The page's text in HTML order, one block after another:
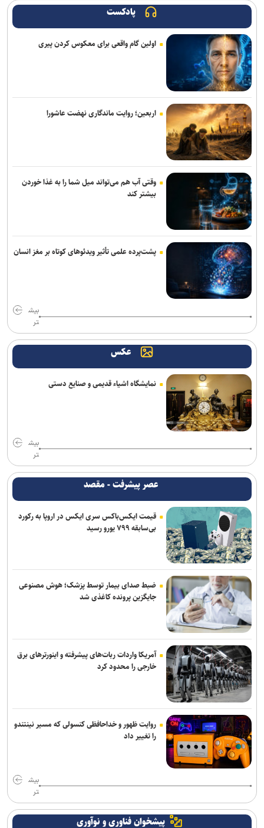
پنتاگون با افشای کمبود تسلیحات نشست برگزار می‌کند
گفت‌وگوی تلفنی وزرای امور خارجه ایران و ایتالیا
یمن: نقشه عربستان برای حمله به صنعاء را در نطفه خفه کردیم
انفجار در حومه دمشق چند کشته و زخمی برجا گذاشت
برگزاری مجمع آژانس انرژی اتمی اوایل شهریور در آمریکا
قدردانی از حضور حماسی ملت مبعوث شده در راهپیمایی اربعین
وزارت خارجه یمن: تشدید تنش از سوی عربستان با واکنشی فراگیر روبه‌رو
می‌شود
پیام هشدار مقاومت یمن به ریاض
جلسات صحن علنی مجلس هفته آینده برگزار می‌شود
شده‌اند
ترامپ با تهدید افشاگران، بحران مهمات آمریکا را انکار کرد
هلاکت اعضای یک تیم تروریستی در سیستان‌وبلوچستان
آتلانتیک: دستاوردهای انتخاباتی ترامپ در حال از بین رفتن است
حمله یک شهپاد به یک کشتی در نزدیکی باب‌المندب
فایننشال‌تایمز: توافق احتمالی آمریکا و ایران اهداف اولیه ترامپ را محقق
وزارت اطلاعات: ۲۱ مزدور موساد و ۴ شرور مسلح در کرمان بازداشت
شدند
انفجار در سوریه/ پهپادها در آسمان لاذقیه رویت شدند
شبکه اول روسیه: اربعین یکی از بزرگ‌ترین راهپیمایی‌های جهان است
پادکست
اولین گام واقعی برای معکوس کردن پیری
اربعین؛ روایت ماندگاری نهضت عاشورا
وقتی آب هم می‌تواند میل شما را به غذا خوردن
بیشتر کند
پشت‌پرده علمی تأثیر ویدئو‌های کوتاه بر مغز انسان
بیش
تر
عکس
نمایشگاه اشیاء قدیمی و صنایع دستی
بیش
تر
عصر پیشرفت - مقصد
قیمت ایکس‌باکس سری ایکس در اروپا به رکورد
بی‌سابقه ۷۹۹ یورو رسید
ضبط صدای بیمار توسط پزشک؛ هوش مصنوعی
جایگزین پرونده کاغذی شد
آمریکا واردات ربات‌های پیشرفته و اینورترهای برق
خارجی را محدود کرد
روایت ظهور و خداحافظی کنسولی که مسیر نینتندو
را تغییر داد
بیش
تر
پیشخوان فناوری و نوآوری